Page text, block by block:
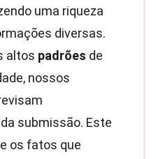
uma riqueza
diversas.
altos padrões de
nossos
submissão. Este
os fatos que